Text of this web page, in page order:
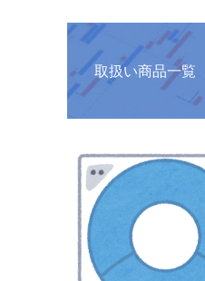
取扱い商品一覧